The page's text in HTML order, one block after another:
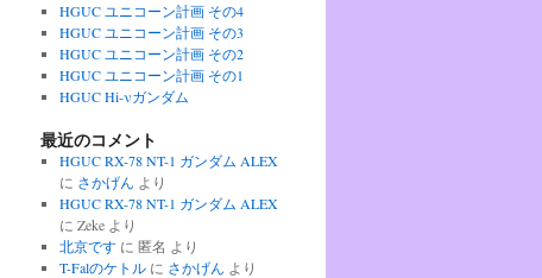
HGUC ユニコーン計画 その4
HGUC ユニコーン計画 その3
HGUC ユニコーン計画 その2
HGUC ユニコーン計画 その1
HGUC Hi-νガンダム
最近のコメント
HGUC RX-78 NT-1 ガンダム ALEX
に さかげん より
HGUC RX-78 NT-1 ガンダム ALEX
に Zekeより
北京ですに 匿名 より
T-Falのケトルに さかげん より